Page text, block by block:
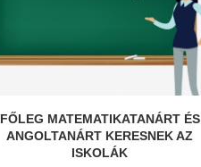
FŐLEG MATEMATIKATANÁRT ÉS
ANGOLTANÁRT KERESNEK AZ
ISKOLÁK